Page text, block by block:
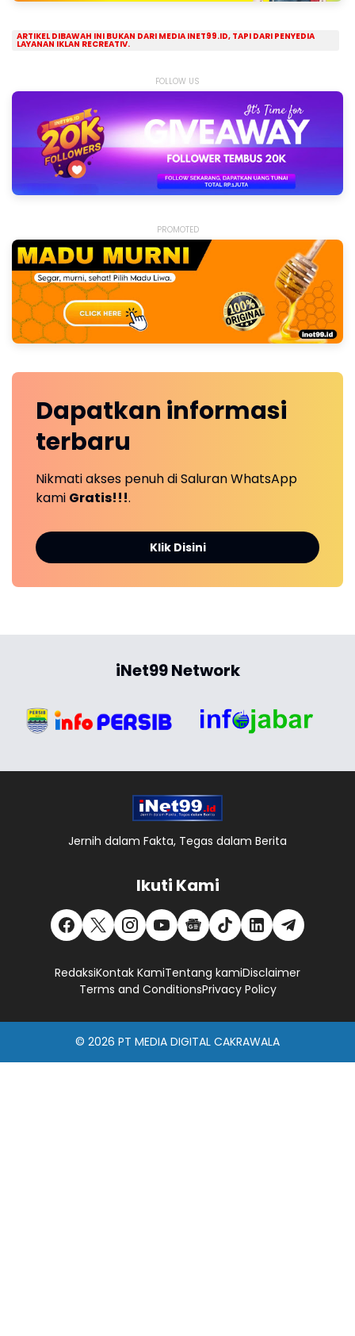
ARTIKEL DIBAWAH INI BUKAN DARI MEDIA INET99.ID, TAPI DARI PENYEDIA
LAYANAN IKLAN RECREATIV.
FOLLOW US
PROMOTED
Dapatkan informasi
terbaru
Nikmati akses penuh di Saluran WhatsApp
kami Gratis!!!.
Klik Disini
iNet99 Network
Jernih dalam Fakta, Tegas dalam Berita
Ikuti Kami
RedaksiKontak KamiTentang kamiDisclaimer
Terms and ConditionsPrivacy Policy
© 2026 PT MEDIA DIGITAL CAKRAWALA